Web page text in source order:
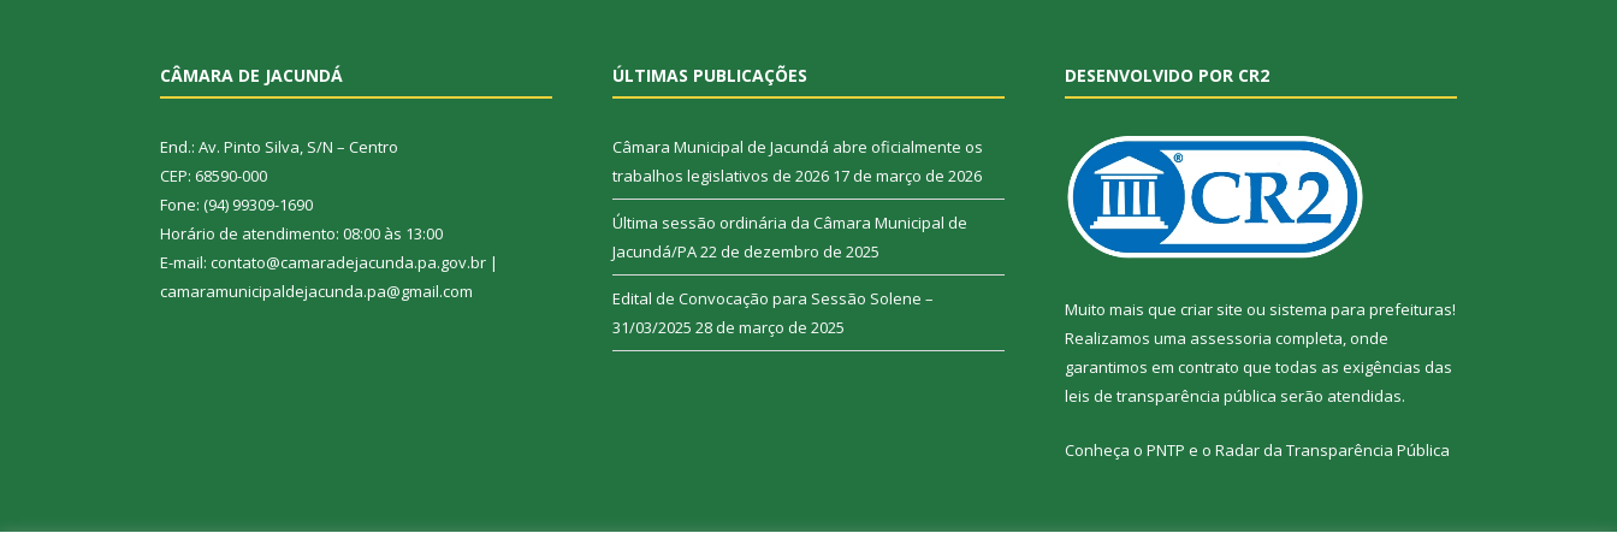
CÂMARA DE JACUNDÁ
End.: Av. Pinto Silva, S/N – Centro
CEP: 68590-000
Fone: (94) 99309-1690
Horário de atendimento: 08:00 às 13:00
E-mail: contato@camaradejacunda.pa.gov.br |
camaramunicipaldejacunda.pa@gmail.com
ÚLTIMAS PUBLICAÇÕES
Câmara Municipal de Jacundá abre oficialmente os
trabalhos legislativos de 2026 17 de março de 2026
Última sessão ordinária da Câmara Municipal de
Jacundá/PA22 de dezembro de 2025
Edital de Convocação para Sessão Solene –
31/03/2025 28 de março de 2025
DESENVOLVIDO POR CR2
Muito mais que criar site ou sistema para prefeituras!
Realizamos uma assessoria completa, onde
garantimos em contrato que todas as exigências das
leis de transparência pública serão atendidas.
Conheça o PNTP e o Radar da Transparência Pública